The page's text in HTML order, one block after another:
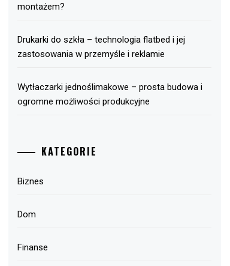
montażem?
Drukarki do szkła – technologia flatbed i jej
zastosowania w przemyśle i reklamie
Wytłaczarki jednoślimakowe – prosta budowa i
ogromne możliwości produkcyjne
KATEGORIE
Biznes
Dom
Finanse